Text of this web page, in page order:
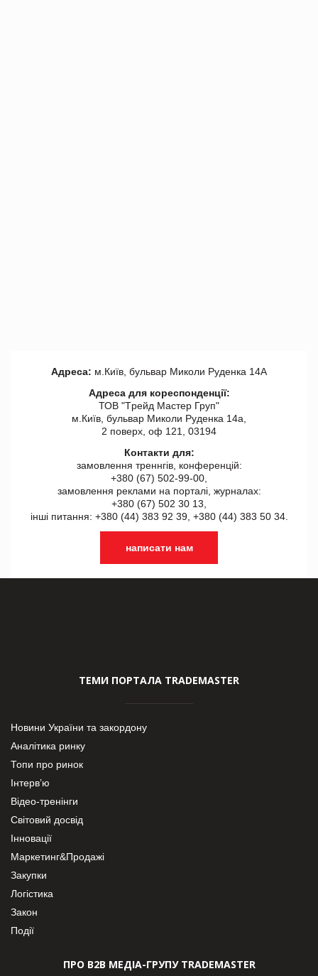
Адреса: м.Київ, бульвар Миколи Руденка 14А
Адреса для кореспонденції:
ТОВ "Tрейд Мастер Груп"
м.Київ, бульвар Миколи Руденка 14а,
2 поверх, оф 121, 03194
Контакти для:
замовлення треннгів, конференцій:
+380 (67) 502-99-00,
замовлення реклами на порталі, журналах:
+380 (67) 502 30 13,
інші питання: +380 (44) 383 92 39, +380 (44) 383 50 34.
написати нам
ТЕМИ ПОРТАЛА TRADEMASTER
Новини України та закордону
Аналітика ринку
Топи про ринок
Інтерв’ю
Відео-тренінги
Світовий досвід
Інновації
Маркетинг&Продажі
Закупки
Логістика
Закон
Події
ПРО В2В МЕДІА-ГРУПУ TRADEMASTER